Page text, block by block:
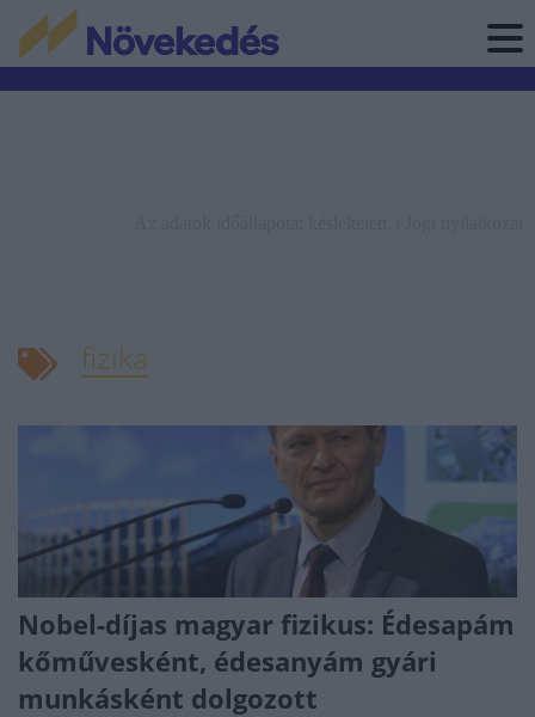
fizika
Nobel-díjas magyar fizikus: Édesapám
kőművesként, édesanyám gyári
munkásként dolgozott